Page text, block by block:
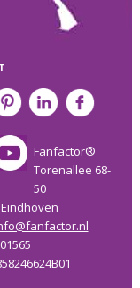
Fanfactor®
Torenallee 68-
50